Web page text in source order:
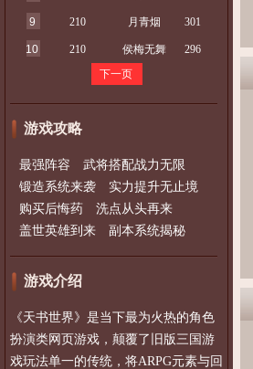
9 210 月青烟 301
10 210 侯梅无舞
296
下一页
游戏攻略
最强阵容 武将搭配战力无限
锻造系统来袭 实力提升无止境
购买后悔药 洗点从头再来
盖世英雄到来 副本系统揭秘
游戏介绍
《天书世界》是当下最为火热的角色
扮演类网页游戏，颠覆了旧版三国游
戏玩法单一的传统，将ARPG元素与回